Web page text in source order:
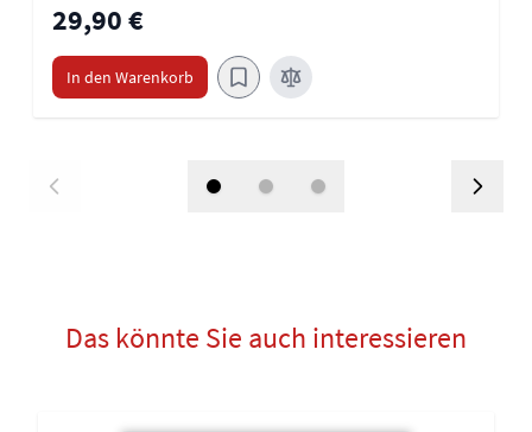
29,90 €
In den Warenkorb
Das könnte Sie auch interessieren